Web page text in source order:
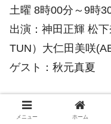
土曜 8時00分～9時
出演：神田正輝 松
TUN）大仁田美咲
ゲスト：秋元真夏
メニュー ホーム